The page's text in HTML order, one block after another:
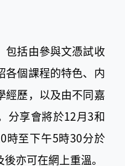
包括由參與文憑試收
各個課程的特色、内
經歷，以及由不同嘉
分享會將於12月3和
時至下午5時30分於
亦可在網上重溫。